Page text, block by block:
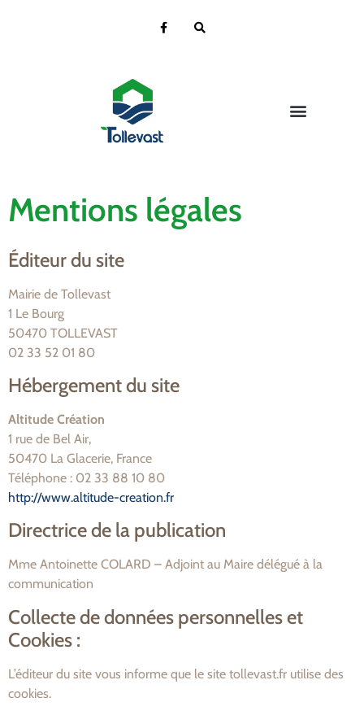
Mentions légales
Éditeur du site
Mairie de Tollevast
1 Le Bourg
50470 TOLLEVAST
02 33 52 01 80
Hébergement du site
Altitude Création
1 rue de Bel Air,
50470 La Glacerie, France
Téléphone : 02 33 88 10 80
http://www.altitude-creation.fr
Directrice de la publication
Mme Antoinette COLARD – Adjoint au Maire délégué à la
communication
Collecte de données personnelles et
Cookies :
L’éditeur du site vous informe que le site tollevast.fr utilise des
cookies.